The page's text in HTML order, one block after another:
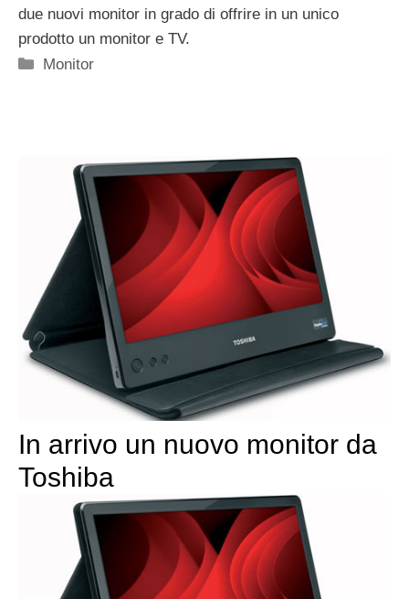
due nuovi monitor in grado di offrire in un unico
prodotto un monitor e TV.
Categorie
Monitor
In arrivo un nuovo monitor da
Toshiba